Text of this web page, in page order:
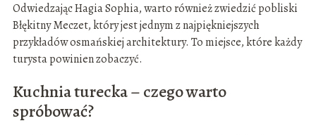
Odwiedzając Hagia Sophia, warto również zwiedzić pobliski
Błękitny Meczet, który jest jednym z najpiękniejszych
przykładów osmańskiej architektury. To miejsce, które każdy
turysta powinien zobaczyć.
Kuchnia turecka – czego warto
spróbować?